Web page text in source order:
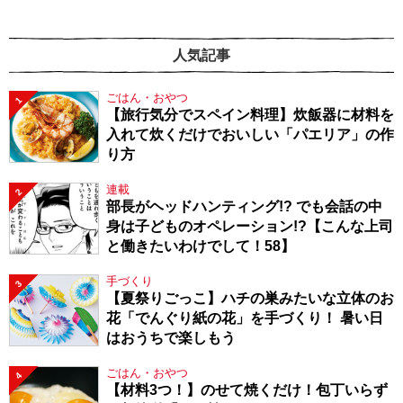
人気記事
1 ごはん・おやつ
【旅行気分でスペイン料理】炊飯器に材料を
入れて炊くだけでおいしい「パエリア」の作
り方
2 連載
部長がヘッドハンティング!? でも会話の中
身は子どものオペレーション!?【こんな上司
と働きたいわけでして！58】
3 手づくり
【夏祭りごっこ】ハチの巣みたいな立体のお
花「でんぐり紙の花」を手づくり！ 暑い日
はおうちで楽しもう
4 ごはん・おやつ
【材料3つ！】のせて焼くだけ！包丁いらず